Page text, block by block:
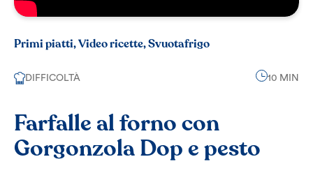
Primi piatti, Video ricette, Svuotafrigo
DIFFICOLTÀ 10 MIN
Farfalle al forno con
Gorgonzola Dop e pesto